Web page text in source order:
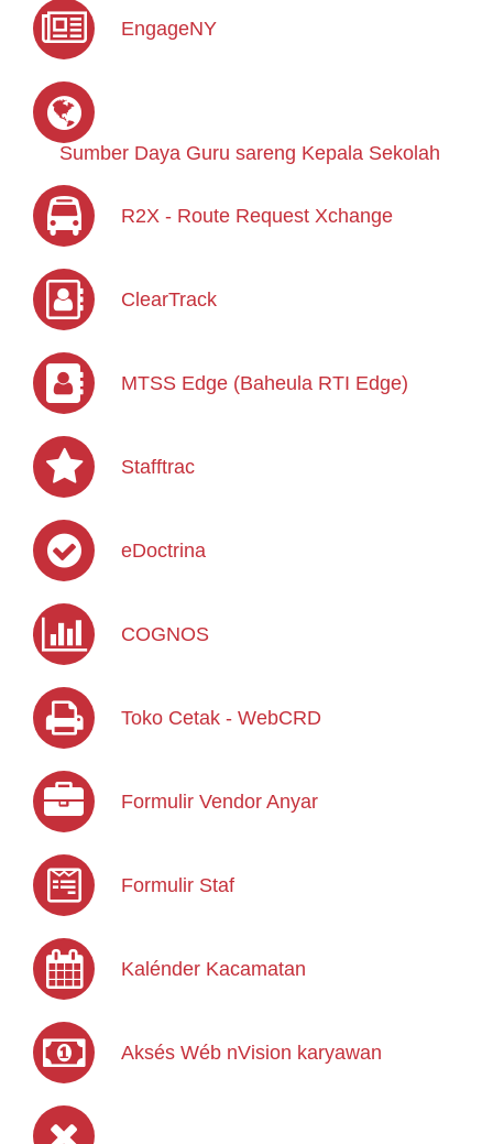
EngageNY
Sumber Daya Guru sareng Kepala Sekolah
R2X - Route Request Xchange
ClearTrack
MTSS Edge (Baheula RTI Edge)
Stafftrac
eDoctrina
COGNOS
Toko Cetak - WebCRD
Formulir Vendor Anyar
Formulir Staf
Kalénder Kacamatan
Aksés Wéb nVision karyawan